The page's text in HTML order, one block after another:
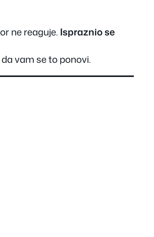
ne reaguje. Ispraznio se
vam se to ponovi.